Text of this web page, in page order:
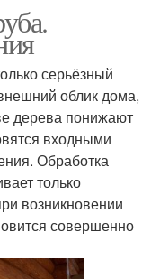
серьёзный
облик дома,
дерева понижают
входными
Обработка
только
возникновении
совершенно